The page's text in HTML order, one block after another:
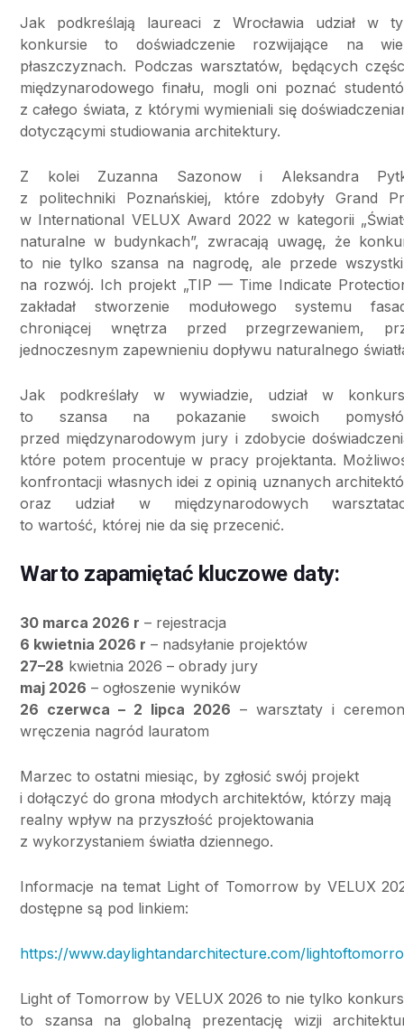
Jak podkreślają laureaci z Wrocławia udział w
konkursie to doświadczenie rozwijające na
płaszczyznach. Podczas warsztatów, będących
międzynarodowego finału, mogli oni poznać
z całego świata, z którymi wymieniali się
dotyczącymi studiowania architektury.
Z kolei Zuzanna Sazonow i Aleksandra
z politechniki Poznańskiej, które zdobyły Grand
w International VELUX Award 2022 w kategorii
naturalne w budynkach”, zwracają uwagę, że
to nie tylko szansa na nagrodę, ale przede
na rozwój. Ich projekt „TIP — Time Indicate
zakładał stworzenie modułowego systemu
chroniącej wnętrza przed przegrzewaniem,
jednoczesnym zapewnieniu dopływu naturalnego
Jak podkreślały w wywiadzie, udział w
to szansa na pokazanie swoich
przed międzynarodowym jury i zdobycie
które potem procentuje w pracy projektanta.
konfrontacji własnych idei z opinią uznanych
oraz udział w międzynarodowych
to wartość, której nie da się przecenić.
Warto zapamiętać kluczowe daty:
30 marca 2026 r – rejestracja
6 kwietnia 2026 r – nadsyłanie projektów
27–28 kwietnia 2026 – obrady jury
maj 2026 – ogłoszenie wyników
26 czerwca – 2 lipca 2026 – warsztaty i
wręczenia nagród lauratom
Marzec to ostatni miesiąc, by zgłosić swój projekt
i dołączyć do grona młodych architektów, którzy mają
realny wpływ na przyszłość projektowania
z wykorzystaniem światła dziennego.
Informacje na temat Light of Tomorrow by VELUX
dostępne są pod linkiem:
https://www.daylightandarchitecture.com/
Light of Tomorrow by VELUX 2026 to nie tylko
to szansa na globalną prezentację wizji